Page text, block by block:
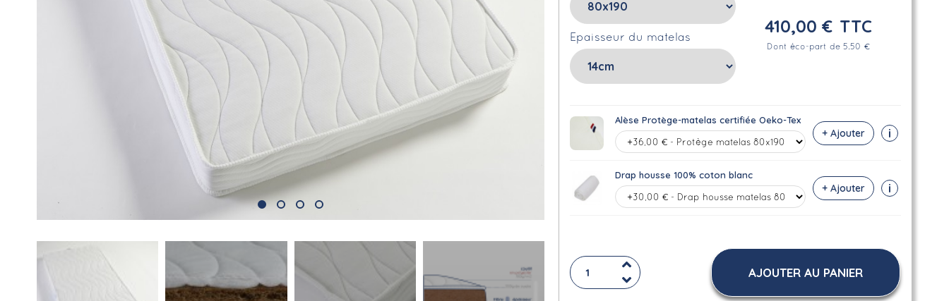
Epaisseur du matelas
410,00 € TTC
Dont éco-part de 5.50 €
Alèse Protège-matelas certifiée Oeko-Tex
+ Ajouter i
Drap housse 100% coton blanc
+ Ajouter i
AJOUTER AU PANIER